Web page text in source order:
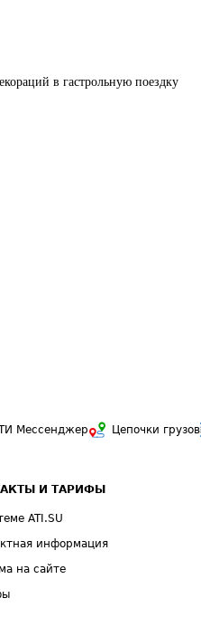
в гастрольную поездку
Мессенджер Цепочки грузов
И ТАРИФЫ
ATI.SU
информация
на сайте